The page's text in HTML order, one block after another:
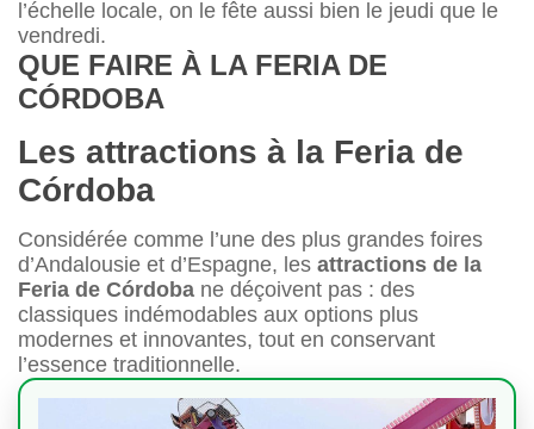
l’échelle locale, on le fête aussi bien le jeudi que le
vendredi.
QUE FAIRE À LA FERIA DE
CÓRDOBA
Les attractions à la Feria de
Córdoba
Considérée comme l’une des plus grandes foires
d’Andalousie et d’Espagne, les attractions de la
Feria de Córdoba ne déçoivent pas : des
classiques indémodables aux options plus
modernes et innovantes, tout en conservant
l’essence traditionnelle.